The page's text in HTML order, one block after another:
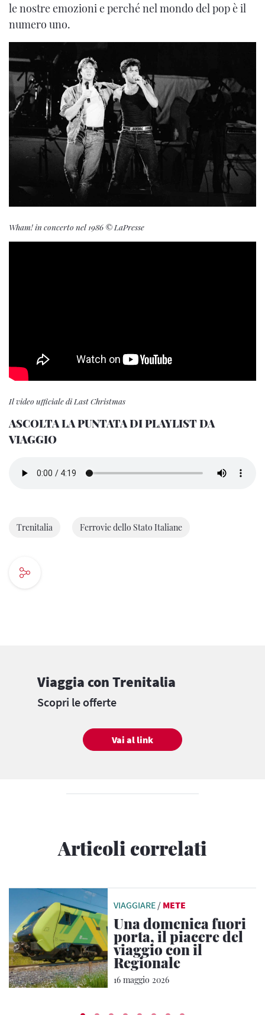
le nostre emozioni e perché nel mondo del pop è il
numero uno.
Wham! in concerto nel 1986 © LaPresse
Il video ufficiale di Last Christmas
ASCOLTA LA PUNTATA DI PLAYLIST DA
VIAGGIO
Trenitalia Ferrovie dello Stato Italiane
Viaggia con Trenitalia
Scopri le offerte
Vai al link
Articoli correlati
VIAGGIARE / METE
Una domenica fuori
porta, il piacere del
viaggio con il
Regionale
16 maggio 2026